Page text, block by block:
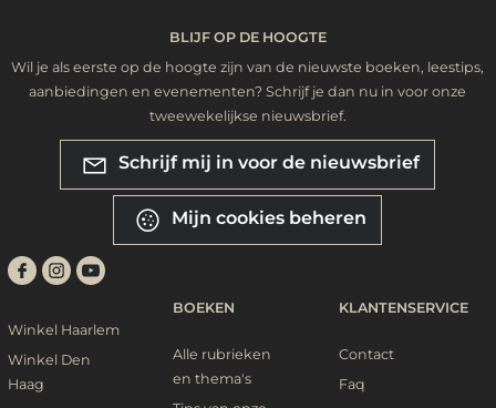
BLIJF OP DE HOOGTE
Wil je als eerste op de hoogte zijn van de nieuwste boeken, leestips,
aanbiedingen en evenementen? Schrijf je dan nu in voor onze
tweewekelijkse nieuwsbrief.
Schrijf mij in voor de nieuwsbrief
Mijn cookies beheren
Winkel Haarlem
Winkel Den
Haag
BOEKEN
Alle rubrieken
en thema's
KLANTENSERVICE
Contact
Faq